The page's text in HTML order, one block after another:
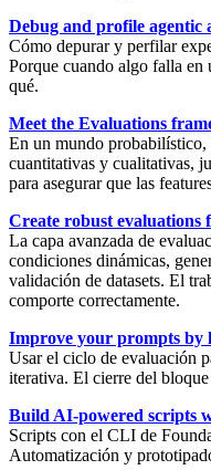
Debug and profile agentic
Cómo depurar y perfilar
Porque cuando algo falla en
qué.
Meet the Evaluations
En un mundo probabilístico,
cuantitativas y cualitativas,
para asegurar que las
Create robust evaluations
La capa avanzada de
condiciones dinámicas,
validación de datasets. El
comporte correctamente.
Improve your prompts by
Usar el ciclo de evaluación
iterativa. El cierre del
Build AI-powered scripts
Scripts con el CLI de
Automatización y